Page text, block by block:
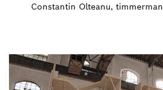
Constantin Olteanu, timmerman